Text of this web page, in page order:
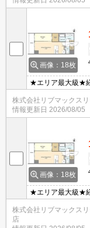
画像：18枚
★エリア最大級★
株式会社リブマックス
情報更新日 2026/08/05
画像：18枚
★エリア最大級★
株式会社リブマックス
店